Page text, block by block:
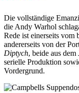
Die vollständige
die Andy Warhol
Rede ist einerseits vom
andererseits von der
Diptych, beide aus
serielle Produktion
Vordergrund.